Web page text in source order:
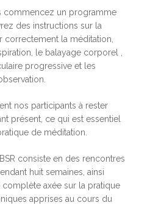
commencez un programme
des instructions sur la
correctement la méditation,
le balayage corporel ,
progressive et les
nos participants à rester
présent, ce qui est essentiel
de méditation.
consiste en des rencontres
huit semaines, ainsi
complète axée sur la pratique
apprises au cours du